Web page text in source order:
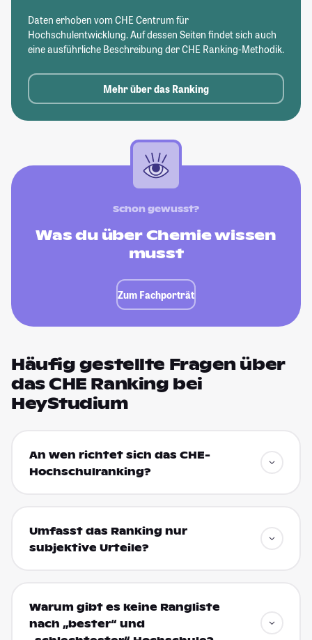
Daten erhoben vom CHE Centrum für
Hochschulentwicklung. Auf dessen Seiten findet sich auch
eine ausführliche Beschreibung der CHE Ranking-Methodik.
Mehr über das Ranking
Schon gewusst?
Was du über Chemie wissen
musst
Zum Fachporträt
Häufig gestellte Fragen über
das CHE Ranking bei
HeyStudium
An wen richtet sich das CHE-
Hochschulranking?
Umfasst das Ranking nur
subjektive Urteile?
Warum gibt es keine Rangliste
nach „bester“ und